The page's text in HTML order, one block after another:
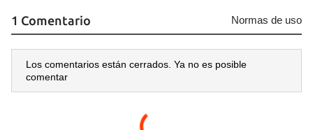
1 Comentario Normas de uso
Los comentarios están cerrados. Ya no es posible
comentar